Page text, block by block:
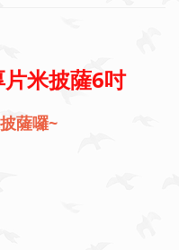
片米披薩6吋
薩囉~